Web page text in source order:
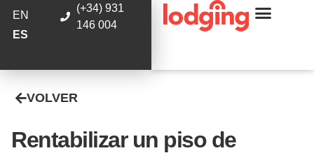
EN
ES
(+34) 931
146 004
VOLVER
Rentabilizar un piso de